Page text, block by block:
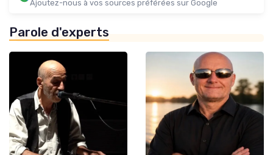
Ajoutez-nous à vos sources préférées sur Google
Parole d'experts